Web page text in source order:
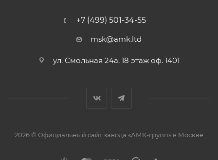
+7 (499) 501-34-55
msk@amk.ltd
ул. Смольная 24а, 18 этаж оф. 1401
2026 © Официальный сайт завода «АМК-групп» в Москве